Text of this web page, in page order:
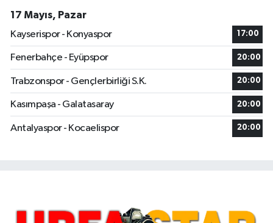
17 Mayıs, Pazar
Kayserispor - Konyaspor
17:00
Fenerbahçe - Eyüpspor 20:00
Trabzonspor - Gençlerbirliği S.K. 20:00
Kasımpaşa - Galatasaray 20:00
Antalyaspor - Kocaelispor 20:00